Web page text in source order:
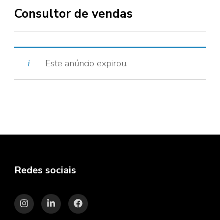
Consultor de vendas
Este anúncio expirou.
Redes sociais